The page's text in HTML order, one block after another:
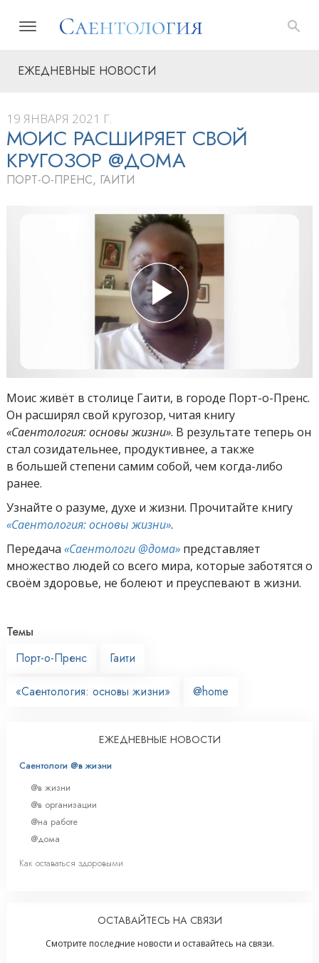
ЕЖЕДНЕВНЫЕ НОВОСТИ
19 ЯНВАРЯ 2021 Г.
МОИС РАСШИРЯЕТ СВОЙ
КРУГОЗОР @ДОМА
ПОРТ-О-ПРЕНС, ГАИТИ
Моис живёт в столице Гаити, в городе Порт-о-Пренс.
Он расширял свой кругозор, читая книгу
«Саентология: основы жизни». В результате теперь он
стал созидательнее, продуктивнее, а также
в большей степени самим собой, чем когда-либо
ранее.
Узнайте о разуме, духе и жизни. Прочитайте книгу
«Саентология: основы жизни».
Передача «Саентологи @дома» представляет
множество людей со всего мира, которые заботятся о
своём здоровье, не болеют и преуспевают в жизни.
Темы
Порт-о-Пренс
Гаити
«Саентология: основы жизни» @home
ЕЖЕДНЕВНЫЕ НОВОСТИ
Саентологи @в жизни
@в жизни
@в организации
@на работе
@дома
Как оставаться здоровыми
ОСТАВАЙТЕСЬ НА СВЯЗИ
Смотрите последние новости и оставайтесь на связи.